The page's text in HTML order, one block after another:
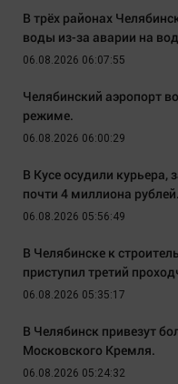
В трёх районах
воды из-за аварии на
06.08.2026 06:07:55
Челябинский аэропорт
режиме.
06.08.2026 06:00:29
В Кусе осудили
почти 4 миллиона рублей.
06.08.2026 05:56:49
В Челябинске к
приступил третий
06.08.2026 05:35:17
В Челябинск привезут
Московского Кремля.
06.08.2026 05:24:32